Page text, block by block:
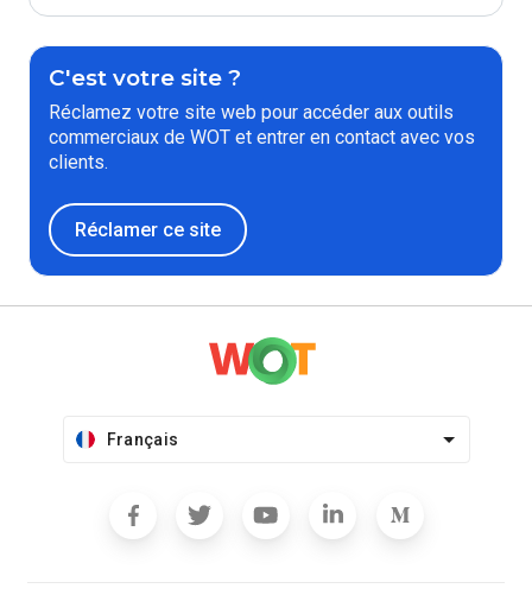
C'est votre site ?
Réclamez votre site web pour accéder aux outils
commerciaux de WOT et entrer en contact avec vos
clients.
Réclamer ce site
Français